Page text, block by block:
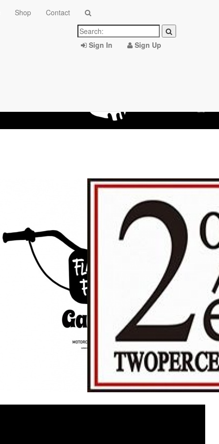
Shop Contact
Sign In Sign Up